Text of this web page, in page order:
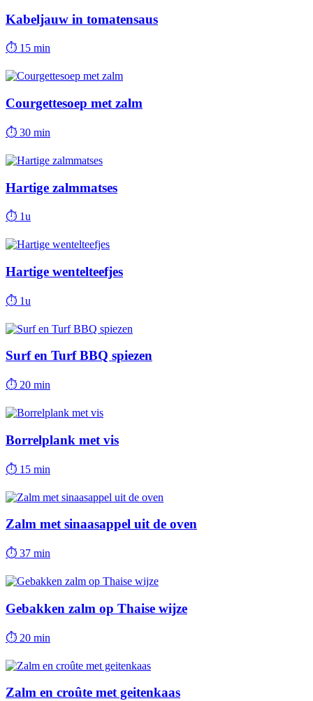
Kabeljauw in tomatensaus
⏱ 15 min
Courgettesoep met zalm
⏱ 30 min
Hartige zalmmatses
⏱ 1u
Hartige wentelteefjes
⏱ 1u
Surf en Turf BBQ spiezen
⏱ 20 min
Borrelplank met vis
⏱ 15 min
Zalm met sinaasappel uit de oven
⏱ 37 min
Gebakken zalm op Thaise wijze
⏱ 20 min
Zalm en croûte met geitenkaas